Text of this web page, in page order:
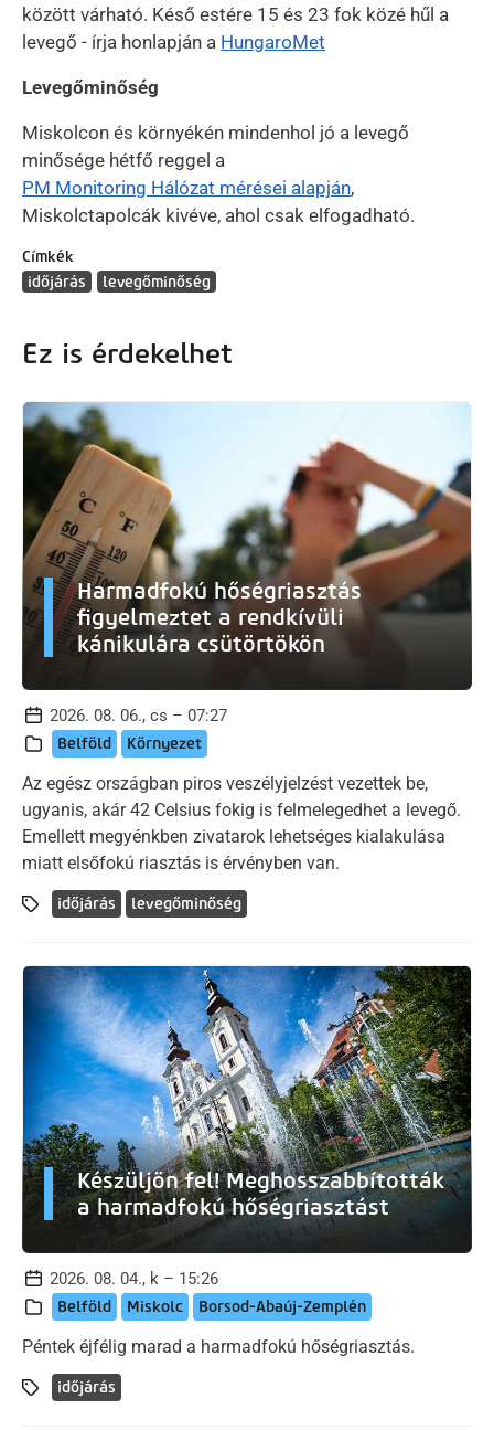
között várható. Késő estére 15 és 23 fok közé hűl a
levegő - írja honlapján a HungaroMet
Levegőminőség
Miskolcon és környékén mindenhol jó a levegő
minősége hétfő reggel a
PM Monitoring Hálózat mérései alapján,
Miskolctapolcák kivéve, ahol csak elfogadható.
Címkék
időjárás
levegőminőség
Ez is érdekelhet
Harmadfokú hőségriasztás
figyelmeztet a rendkívüli
kánikulára csütörtökön
2026. 08. 06., cs – 07:27
Belföld Környezet
Az egész országban piros veszélyjelzést vezettek be,
ugyanis, akár 42 Celsius fokig is felmelegedhet a levegő.
Emellett megyénkben zivatarok lehetséges kialakulása
miatt elsőfokú riasztás is érvényben van.
időjárás levegőminőség
Készüljön fel! Meghosszabbították
a harmadfokú hőségriasztást
2026. 08. 04., k – 15:26
Belföld Miskolc Borsod-Abaúj-Zemplén
Péntek éjfélig marad a harmadfokú hőségriasztás.
időjárás